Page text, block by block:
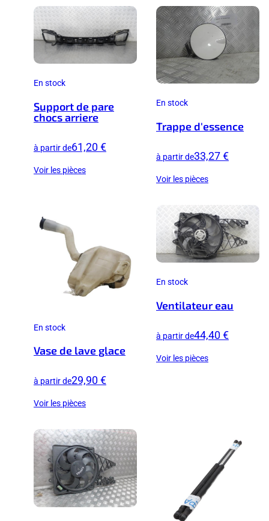
En stock
Support de pare
chocs arriere
à partir de61,20 €
Voir les pièces
En stock
Trappe d'essence
à partir de33,27 €
Voir les pièces
En stock
Vase de lave glace
à partir de29,90 €
Voir les pièces
En stock
Ventilateur eau
à partir de44,40 €
Voir les pièces